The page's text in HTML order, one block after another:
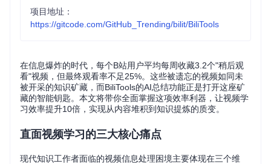
项目地址：
https://gitcode.com/GitHub_Trending/bilit/BiliTools
在信息爆炸的时代，每个B站用户平均每周收藏3.2个"稍后观
看"视频，但最终观看率不足25%。这些被遗忘的视频如同未
被开采的知识矿藏，而BiliTools的AI总结功能正是打开这座矿
藏的智能钥匙。本文将带你全面掌握这项效率利器，让视频学
习效率提升10倍，实现从内容堆积到知识提炼的质变。
直面视频学习的三大核心痛点
现代知识工作者面临的视频信息处理困境主要体现在三个维